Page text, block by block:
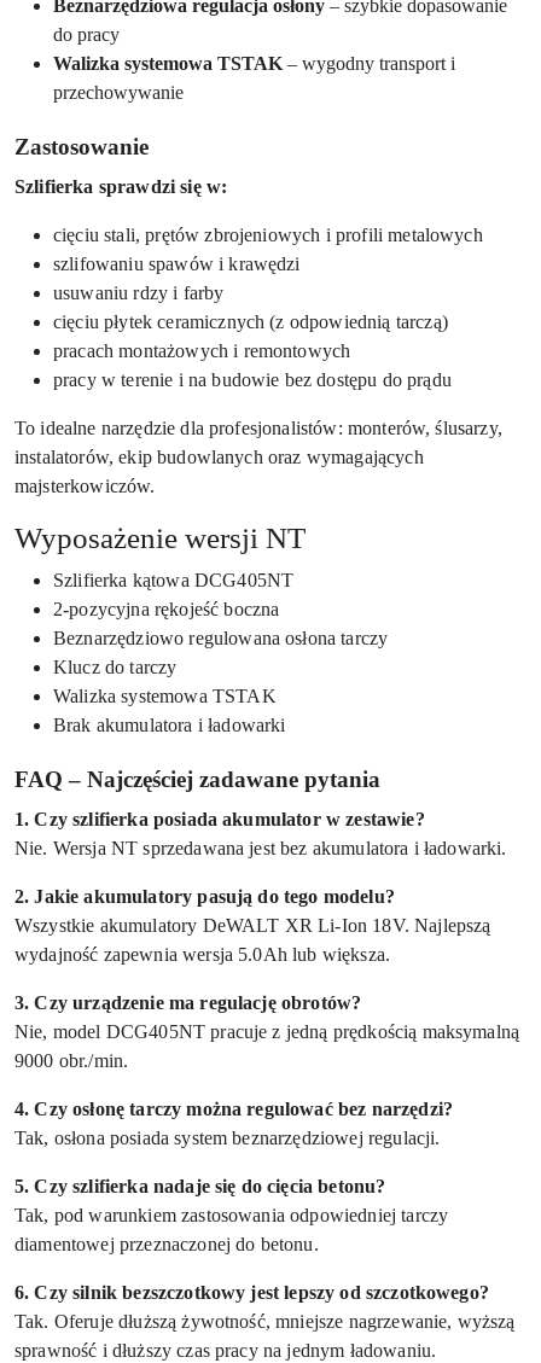
Beznarzędziowa regulacja osłony – szybkie dopasowanie
do pracy
Walizka systemowa TSTAK – wygodny transport i
przechowywanie
Zastosowanie
Szlifierka sprawdzi się w:
cięciu stali, prętów zbrojeniowych i profili metalowych
szlifowaniu spawów i krawędzi
usuwaniu rdzy i farby
cięciu płytek ceramicznych (z odpowiednią tarczą)
pracach montażowych i remontowych
pracy w terenie i na budowie bez dostępu do prądu
To idealne narzędzie dla profesjonalistów: monterów, ślusarzy,
instalatorów, ekip budowlanych oraz wymagających
majsterkowiczów.
Wyposażenie wersji NT
Szlifierka kątowa DCG405NT
2-pozycyjna rękojeść boczna
Beznarzędziowo regulowana osłona tarczy
Klucz do tarczy
Walizka systemowa TSTAK
Brak akumulatora i ładowarki
FAQ – Najczęściej zadawane pytania
1. Czy szlifierka posiada akumulator w zestawie?
Nie. Wersja NT sprzedawana jest bez akumulatora i ładowarki.
2. Jakie akumulatory pasują do tego modelu?
Wszystkie akumulatory DeWALT XR Li-Ion 18V. Najlepszą
wydajność zapewnia wersja 5.0Ah lub większa.
3. Czy urządzenie ma regulację obrotów?
Nie, model DCG405NT pracuje z jedną prędkością maksymalną
9000 obr./min.
4. Czy osłonę tarczy można regulować bez narzędzi?
Tak, osłona posiada system beznarzędziowej regulacji.
5. Czy szlifierka nadaje się do cięcia betonu?
Tak, pod warunkiem zastosowania odpowiedniej tarczy
diamentowej przeznaczonej do betonu.
6. Czy silnik bezszczotkowy jest lepszy od szczotkowego?
Tak. Oferuje dłuższą żywotność, mniejsze nagrzewanie, wyższą
sprawność i dłuższy czas pracy na jednym ładowaniu.